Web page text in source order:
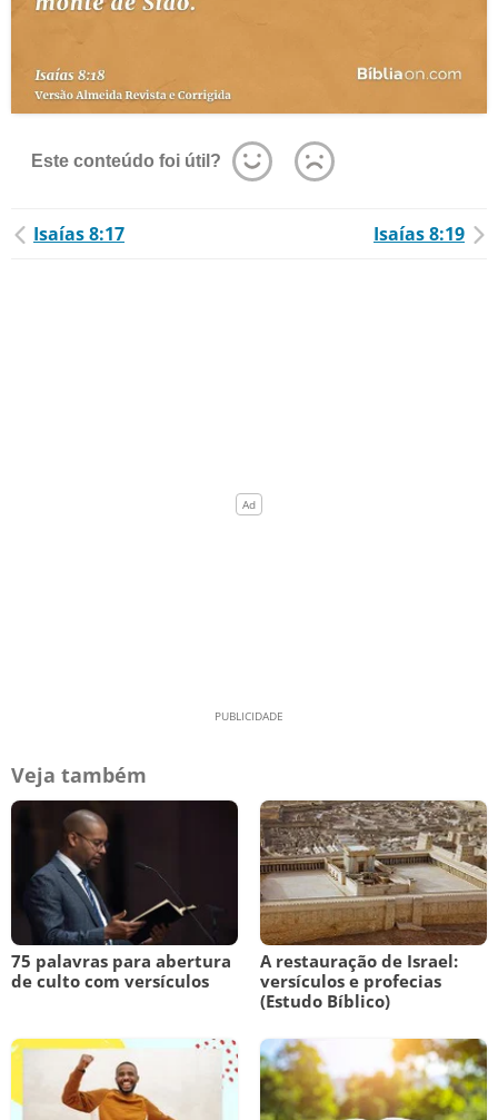
Este conteúdo foi útil?
Isaías 8:17 Isaías 8:19
Veja também
75 palavras para abertura
de culto com versículos
A restauração de Israel:
versículos e profecias
(Estudo Bíblico)